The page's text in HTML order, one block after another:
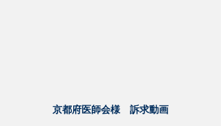
京都府医師会様 訴求動画